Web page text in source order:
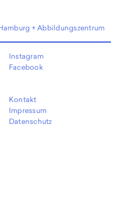
+ Abbildungszentrum
Instagram
Facebook
Kontakt
Impressum
Datenschutz